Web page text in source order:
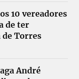
10 vereadores
de ter
de Torres
André